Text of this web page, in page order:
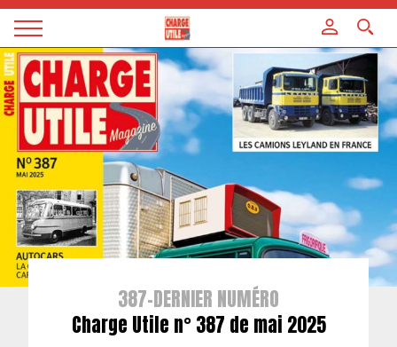
Magazine
Charge
utile
387-DERNIER NUMÉRO
Charge Utile n° 387 de mai 2025
Panneau de gestion des cookies